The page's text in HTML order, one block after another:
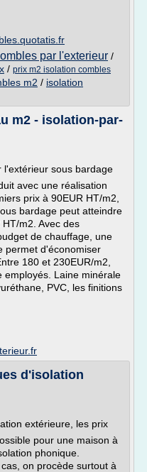
par l'exterieur /
/ prix m2 isolation combles
m2 / isolation
m2 - isolation-par-
l'extérieur sous bardage
avec une réalisation
prix à 90EUR HT/m2,
bardage peut atteindre
m2. Avec des
de chauffage, une
permet d'économiser
180 et 230EUR/m2,
employés. Laine minérale
PVC, les finitions
d'isolation
extérieure, les prix
pour une maison à
phonique.
on procède surtout à